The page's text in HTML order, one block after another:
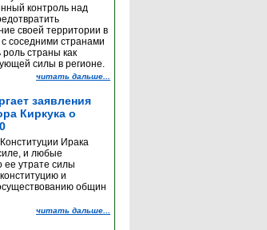
контроль над
своей территории в
соседними странами
роль страны как
силы в регионе.
читать дальше...
заявления
Киркука о
Ирака
и любые
ее утрате силы
и
общин
читать дальше...